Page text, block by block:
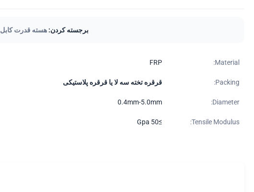
برجسته کردن: هسته قدرت کابل FRP
Material:
FRP
Packing: قرقره تخته سه لا یا قرقره پلاستیکی
Diameter:
0.4mm-5.0mm
Tensile Modulus:
≥50 Gpa